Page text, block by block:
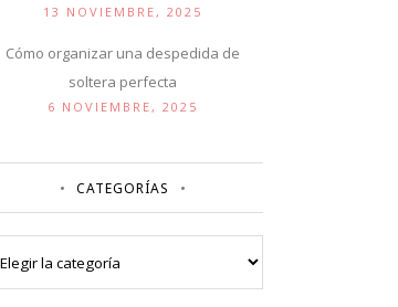
13 NOVIEMBRE, 2025
Cómo organizar una despedida de
soltera perfecta
6 NOVIEMBRE, 2025
CATEGORÍAS